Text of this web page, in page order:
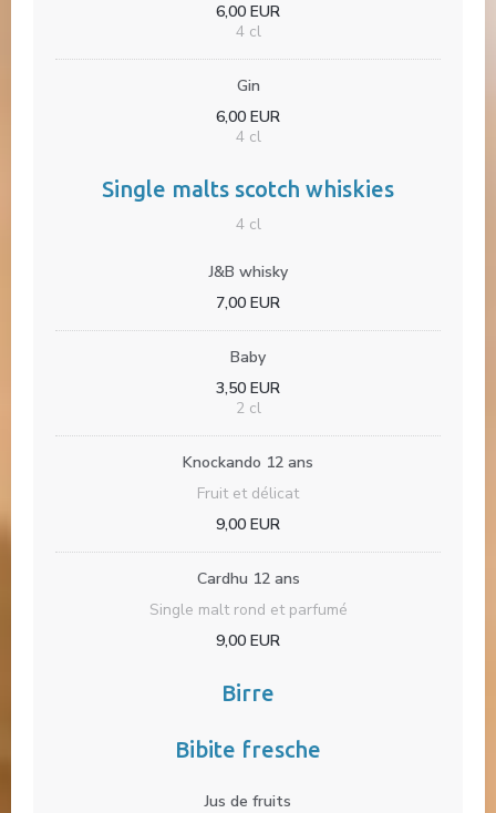
6,00 EUR
4 cl
Gin
6,00 EUR
4 cl
Single malts scotch whiskies
4 cl
J&B whisky
7,00 EUR
Baby
3,50 EUR
2 cl
Knockando 12 ans
Fruit et délicat
9,00 EUR
Cardhu 12 ans
Single malt rond et parfumé
9,00 EUR
Birre
Bibite fresche
Jus de fruits